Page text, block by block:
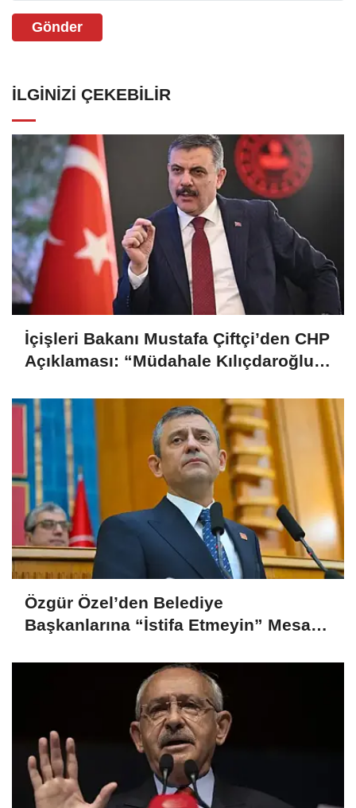
Gönder
İLGINIZI ÇEKEBILIR
İçişleri Bakanı Mustafa Çiftçi’den CHP
Açıklaması: “Müdahale Kılıçdaroğlu
Özgür Özel’den Belediye
Başkanlarına “İstifa Etmeyin” Mesajı: